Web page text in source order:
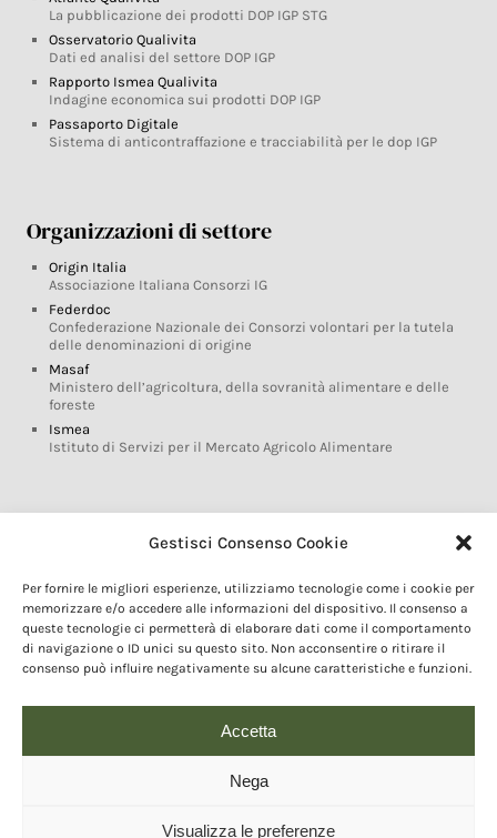
Gestisci Consenso Cookie
Per fornire le migliori esperienze, utilizziamo tecnologie come i cookie per
memorizzare e/o accedere alle informazioni del dispositivo. Il consenso a
queste tecnologie ci permetterà di elaborare dati come il comportamento
di navigazione o ID unici su questo sito. Non acconsentire o ritirare il
consenso può influire negativamente su alcune caratteristiche e funzioni.
Accetta
Nega
Visualizza le preferenze
La pubblicazione dei prodotti DOP IGP STG
Osservatorio Qualivita
Dati ed analisi del settore DOP IGP
Rapporto Ismea Qualivita
Indagine economica sui prodotti DOP IGP
Passaporto Digitale
Sistema di anticontraffazione e tracciabilità per le dop IGP
Organizzazioni di settore
Origin Italia
Associazione Italiana Consorzi IG
Federdoc
Confederazione Nazionale dei Consorzi volontari per la tutela
delle denominazioni di origine
Masaf
Ministero dell’agricoltura, della sovranità alimentare e delle
foreste
Ismea
Istituto di Servizi per il Mercato Agricolo Alimentare
Glossario DOP IGP
Marchi DOP IGP
Normativa prodotti DOP IGP
Consorzi di Tutela
Farm To Fork e prodotti DOP IGP